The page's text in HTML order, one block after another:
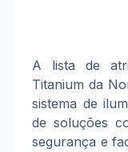
A lista de
Titanium da
sistema de
de soluções
segurança e